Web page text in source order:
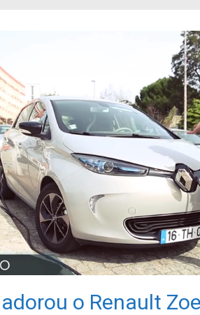
o Renault